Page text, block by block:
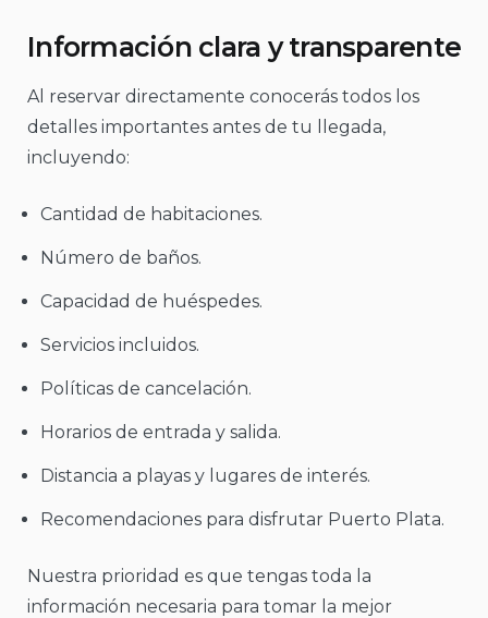
Información clara y transparente
Al reservar directamente conocerás todos los
detalles importantes antes de tu llegada,
incluyendo:
Cantidad de habitaciones.
Número de baños.
Capacidad de huéspedes.
Servicios incluidos.
Políticas de cancelación.
Horarios de entrada y salida.
Distancia a playas y lugares de interés.
Recomendaciones para disfrutar Puerto Plata.
Nuestra prioridad es que tengas toda la
información necesaria para tomar la mejor